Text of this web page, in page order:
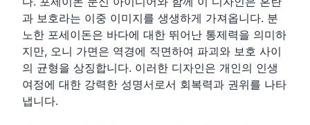
과 보호라는 이중 이미지를 생생하게 가져옵니다. 분
노한 포세이돈은 바다에 대한 뛰어난 통제력을 의미하
지만, 오니 가면은 역경에 직면하여 파괴와 보호 사이
의 균형을 상징합니다. 이러한 디자인은 개인의 인생
여정에 대한 강력한 성명서로서 회복력과 권위를 나타
냅니다.